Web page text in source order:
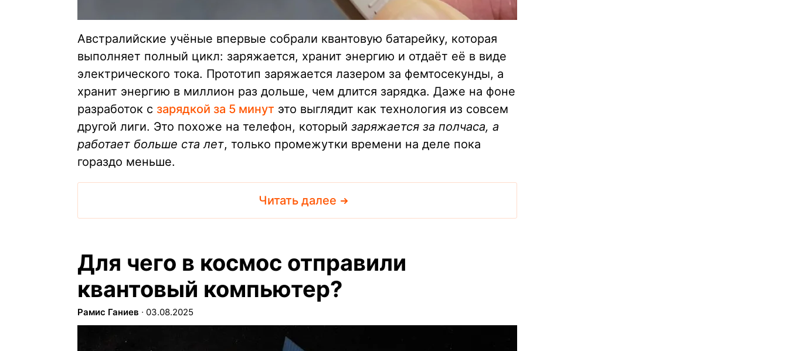
Австралийские учёные впервые собрали квантовую батарейку, которая
выполняет полный цикл: заряжается, хранит энергию и отдаёт её в виде
электрического тока. Прототип заряжается лазером за фемтосекунды, а
хранит энергию в миллион раз дольше, чем длится зарядка. Даже на фоне
разработок с зарядкой за 5 минут это выглядит как технология из совсем
другой лиги. Это похоже на телефон, который заряжается за полчаса, а
работает больше ста лет, только промежутки времени на деле пока
гораздо меньше.
Читать далее
Для чего в космос отправили
квантовый компьютер?
Рамис Ганиев ∙ 03.08.2025